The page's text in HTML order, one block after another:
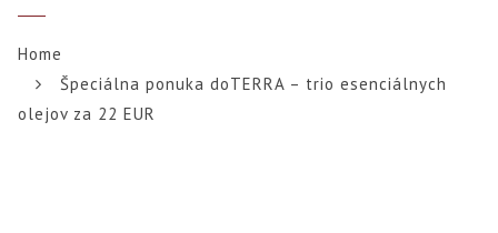
Home
Špeciálna ponuka doTERRA – trio esenciálnych
olejov za 22 EUR